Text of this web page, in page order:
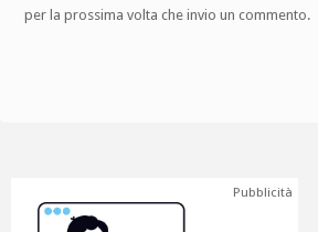
per la prossima volta che invio un commento.
Pubblicità